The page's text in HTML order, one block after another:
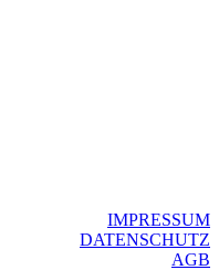
IMPRESSUM
DATENSCHUTZ
AGB